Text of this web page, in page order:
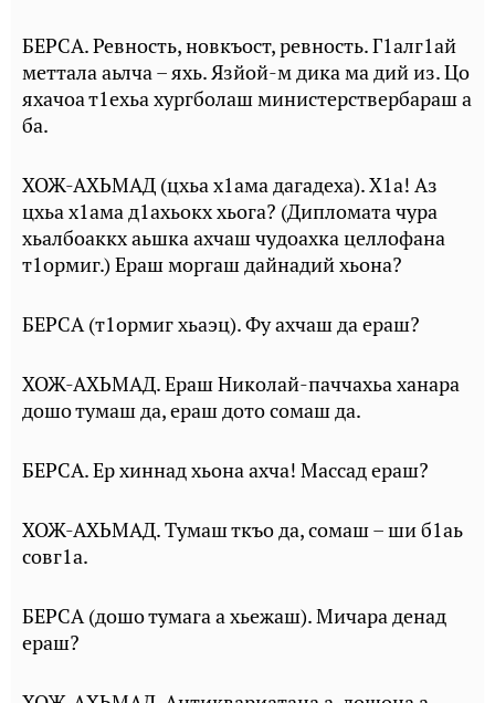
БЕРСА. Ревность, новкъост, ревность. Г1алг1ай
меттала аьлча – яхь. Язйой-м дика ма дий из. Цо
яхачоа т1ехьа хургболаш министерствербараш а
ба.
ХОЖ-АХЬМАД (цхьа х1ама дагадеха). Х1а! Аз
цхьа х1ама д1ахьокх хьога? (Дипломата чура
хьалбоаккх аьшка ахчаш чудоахка целлофана
т1ормиг.) Ераш моргаш дайнадий хьона?
БЕРСА (т1ормиг хьаэц). Фу ахчаш да ераш?
ХОЖ-АХЬМАД. Ераш Николай-паччахьа ханара
дошо тумаш да, ераш дото сомаш да.
БЕРСА. Ер хиннад хьона ахча! Массад ераш?
ХОЖ-АХЬМАД. Тумаш ткъо да, сомаш – ши б1аь
совг1а.
БЕРСА (дошо тумага а хьежаш). Мичара денад
ераш?